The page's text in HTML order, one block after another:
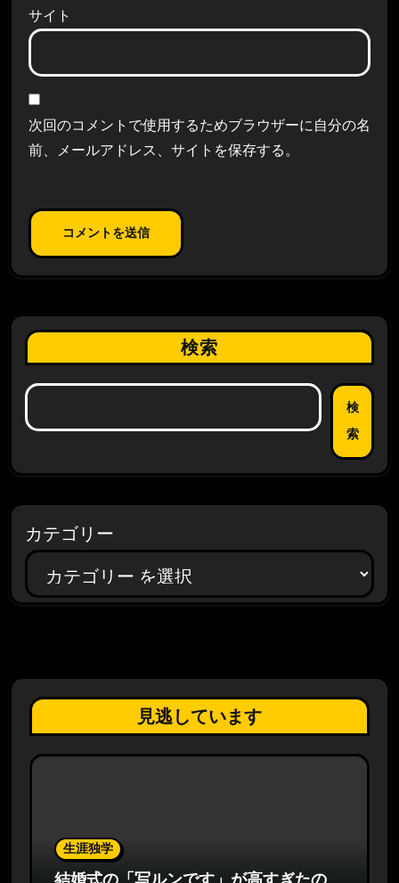
サイト
次回のコメントで使用するためブラウザーに自分の名
前、メールアドレス、サイトを保存する。
検索
検
索
カテゴリー
見逃しています
生涯独学
結婚式の「写ルンです」が高すぎたの